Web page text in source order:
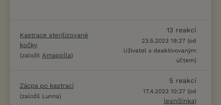
Kastrace sterilizované
kočky
(založil Amapolla)
13 reakcí
23.5.2023 19:27 (od
Uživatel s deaktivovaným
účtem)
Zácpa po kastraci
(založil Lunna)
5 reakcí
17.4.2023 10:27 (od
lesnížínka)